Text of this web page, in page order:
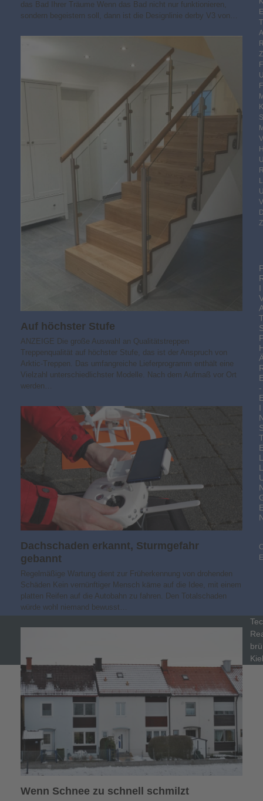
das Bad Ihrer Träume Wenn das Bad nicht nur funktionieren,
sondern begeistern soll, dann ist die Designlinie derby V3 von…
Auf höchster Stufe
ANZEIGE Die große Auswahl an Qualitätstreppen
Treppenqualität auf höchster Stufe, das ist der Anspruch von
Arktic-Treppen. Das umfangreiche Lieferprogramm enthält eine
Vielzahl unterschiedlichster Modelle. Nach dem Aufmaß vor Ort
werden…
Dachschaden erkannt, Sturmgefahr
gebannt
Regelmäßige Wartung dient zur Früherkennung von drohenden
Schäden Kein vernünftiger Mensch käme auf die Idee, mit einem
platten Reifen auf die Autobahn zu fahren. Den Totalschaden
würde wohl niemand bewusst…
Wenn Schnee zu schnell schmilzt
I
-
I
L
L
Kiel